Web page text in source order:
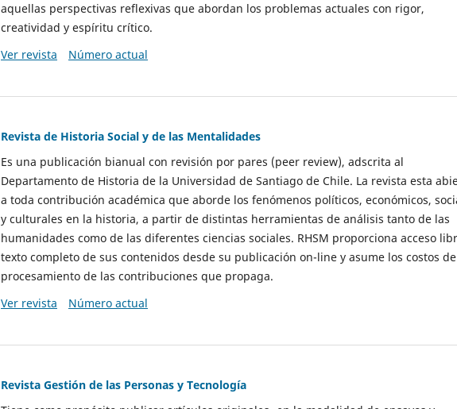
aquellas perspectivas reflexivas que abordan los problemas actuales con rigor,
creatividad y espíritu crítico.
Ver revista
Número actual
Revista de Historia Social y de las Mentalidades
Es una publicación bianual con revisión por pares (peer review), adscrita al
Departamento de Historia de la Universidad de Santiago de Chile. La revista esta
a toda contribución académica que aborde los fenómenos políticos, económicos,
y culturales en la historia, a partir de distintas herramientas de análisis tanto de las
humanidades como de las diferentes ciencias sociales. RHSM proporciona acceso
texto completo de sus contenidos desde su publicación on-line y asume los costos de
procesamiento de las contribuciones que propaga.
Ver revista
Número actual
Revista Gestión de las Personas y Tecnología